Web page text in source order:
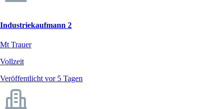
Industriekaufmann 2
Mt Trauer
Vollzeit
Veröffentlicht vor 5 Tagen